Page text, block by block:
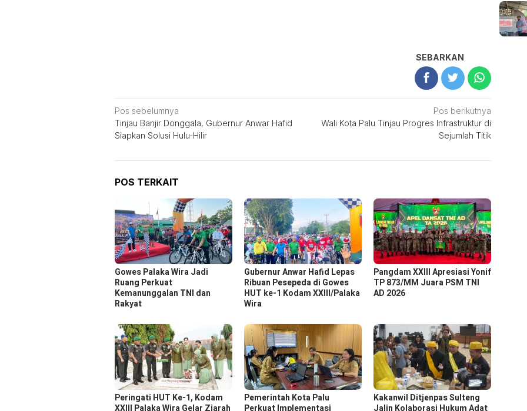
SEBARKAN
Navigasi
pos
Pos sebelumnya
Tinjau Banjir Donggala, Gubernur Anwar Hafid
Siapkan Solusi Hulu-Hilir
Pos berikutnya
Wali Kota Palu Tinjau Progres Infrastruktur di
Sejumlah Titik
POS TERKAIT
Gowes Palaka Wira Jadi
Ruang Perkuat
Kemanunggalan TNI dan
Rakyat
Gubernur Anwar Hafid Lepas
Ribuan Pesepeda di Gowes
HUT ke-1 Kodam XXIII/Palaka
Wira
Pangdam XXIII Apresiasi Yonif
TP 873/MM Juara PSM TNI
AD 2026
Peringati HUT Ke-1, Kodam
XXIII Palaka Wira Gelar Ziarah
Pemerintah Kota Palu
Perkuat Implementasi
Kakanwil Ditjenpas Sulteng
Jalin Kolaborasi Hukum Adat